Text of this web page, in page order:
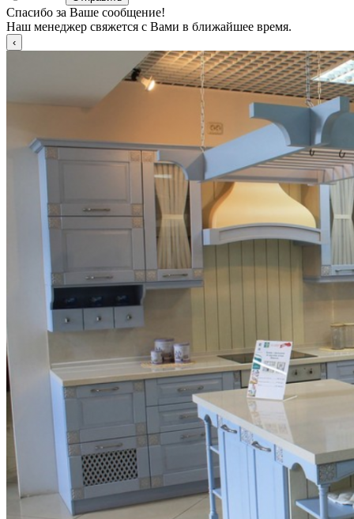
Спасибо за Ваше сообщение!
Наш менеджер свяжется с Вами в ближайшее время.